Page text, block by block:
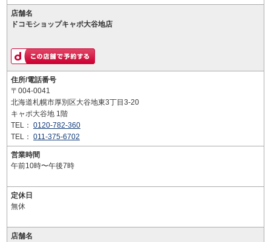
店舗名
ドコモショップキャポ大谷地店
住所/電話番号
〒004-0041
北海道札幌市厚別区大谷地東3丁目3-20
キャポ大谷地 1階
TEL： 0120-782-360
TEL： 011-375-6702
営業時間
午前10時〜午後7時
定休日
無休
店舗名